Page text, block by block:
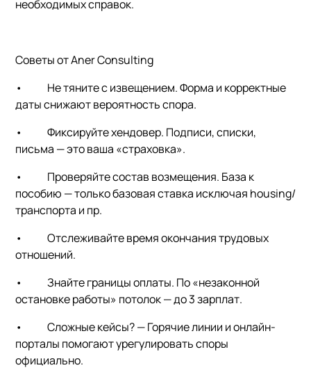
необходимых справок.
Советы от Aner Consulting
• Не тяните с извещением.Форма и корректные
даты снижают вероятность спора.
• Фиксируйте хендовер. Подписи, списки,
письма — это ваша «страховка».
• Проверяйте состав возмещения. База к
пособию — только базовая ставка исключая housing/
транспорта и пр.
• Отслеживайте время окончания трудовых
отношений.
• Знайте границы оплаты. По «незаконной
остановке работы» потолок — до 3 зарплат.
• Сложные кейсы? —Горячие линии и онлайн-
порталы помогают урегулировать споры
официально.